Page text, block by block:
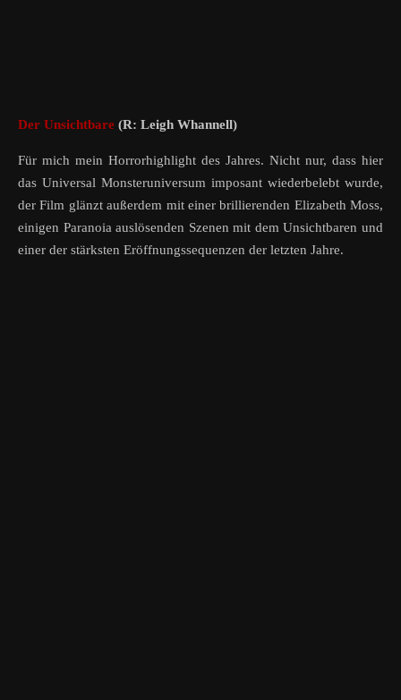
Der Unsichtbare (R: Leigh Whannell)
Für mich mein Horrorhighlight des Jahres. Nicht nur, dass hier
das Universal Monsteruniversum imposant wiederbelebt wurde,
der Film glänzt außerdem mit einer brillierenden Elizabeth Moss,
einigen Paranoia auslösenden Szenen mit dem Unsichtbaren und
einer der stärksten Eröffnungssequenzen der letzten Jahre.